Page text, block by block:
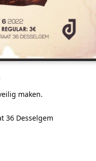
maken.
36 Desselgem